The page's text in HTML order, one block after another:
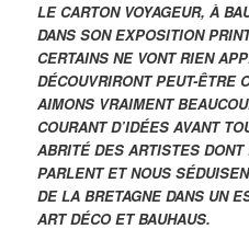
LE CARTON VOYAGEUR, À
DANS SON EXPOSITION
CERTAINS NE VONT RIEN
DÉCOUVRIRONT PEUT-ÊTRE
AIMONS VRAIMENT
COURANT D’IDÉES AVANT
ABRITÉ DES ARTISTES
PARLENT ET NOUS
DE LA BRETAGNE DANS UN
ART DÉCO ET BAUHAUS.